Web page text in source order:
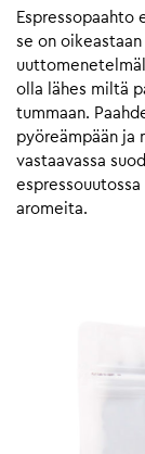
Espressopaahto
se on
olla lähes miltä
tummaan.
pyöreämpään ja
vastaavassa
aromeita.